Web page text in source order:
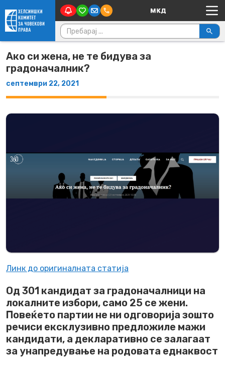
Skip to content Main Navigation
Пребарувај за:
Ако си жена, не те бидува за
градоначалник?
септември 22, 2021
Линк до оригиналната статија
Од 301 кандидат за градоначалници на
локалните избори, само 25 се жени.
Повеќето партии не ни одговорија зошто
речиси ексклузивно предложиле мажи
кандидати, а декларативно се залагаат
за унапредување на родовата еднаквост